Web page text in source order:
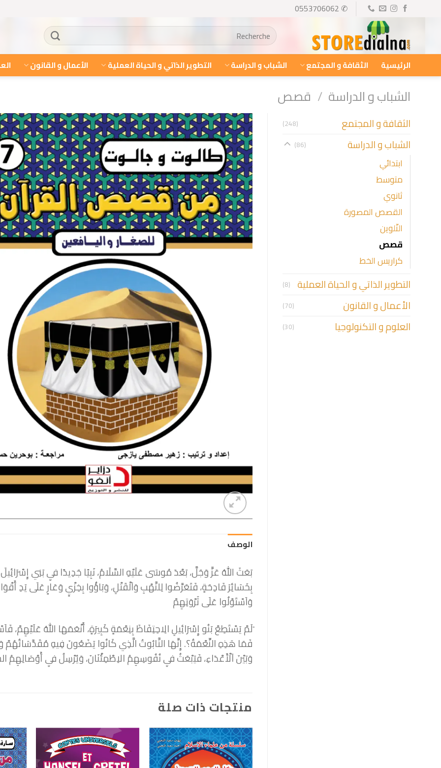
✆ 0553706062
البحث
عن:
الرئيسية الثقافة و المجتمع الشباب و الدراسة التطوير الذاتي و الحياة العملية الأعمال و القانون
الشباب و الدراسة / قصص
الثقافة و المجتمع (248)
الشباب و الدراسة (86)
ابتدائي
متوسط
ثانوي
القصص المصورة
التّلوين
قصص
كراريس الخط
التطوير الذاتي و الحياة العملية (8)
الأعمال و القانون (70)
العلوم و التكنولوجيا (30)
الوصف
بَعَثَ اللهُ عَزَّ وَجَلَّ، بَعْدَ مُوسَى عَلَيْهِ السَّلَامُ، نَبِيًا جَدِيدًا فيِ بَنِي
بِخَسَائِرَ فَادِحَةٍ، فَتَعَرَّضُوا لِلنَّهْبِ وَاَلْقَتْلِ، وَبَاؤُوا بِخِزْيٍ وَعَارٍ عَلَى
وَاَسْتَوْلُوا عَلَى ثَرْوَتِهِمْ
َلَمْ يَسْتَطِعْ بَنُو إِسْرَائِيلِ الِاحِتِفَاظَ بِنِعْمَةٍ كَبِيرَةٍ، أَنْعَمَهَا اللهُ عَلَيْهِمْ،
فَمَا هَذِهِ النِّعْمَةُ؟. إِنَّهَا التَّابُوتُ الَّذِي كَانُوا يَضَعُونَ فِيهِ
وَبَيْنَ اَلْأَعْدَاءِ، فَيَبْعَثُ فيِ نُفُوسِهِمُ الاِطْمِئْنَانَ، وَيُرْسِلُ فيِ أَوْصَالِهِمُ
منتجات ذات صلة